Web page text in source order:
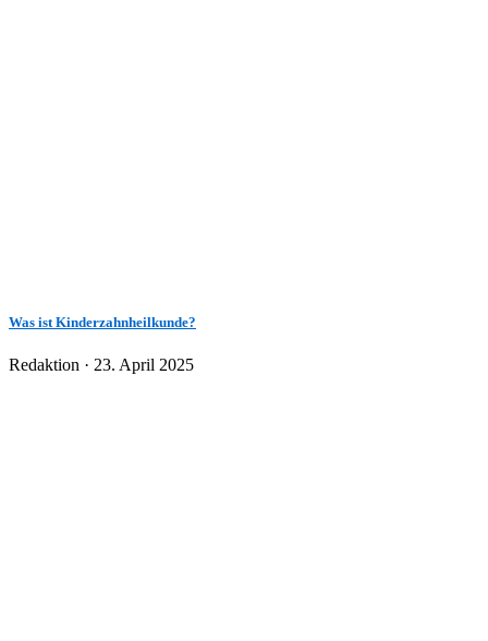
Was ist Kinderzahnheilkunde?
Redaktion · Veröffentlicht
23. April 2025